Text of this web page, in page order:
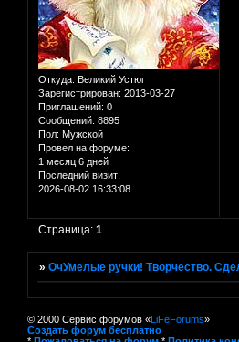
Откуда: Великий Устюг
Зарегистрирован: 2013-03-27
Приглашений: 0
Сообщений: 8895
Пол: Мужской
Провел на форуме:
1 месяц 6 дней
Последний визит:
2026-08-02 16:33:08
Страница:1
»ОчУмелые ручки! Творчество.
© 2000 Сервис форумов «LiFeForums»
Создать форум бесплатно